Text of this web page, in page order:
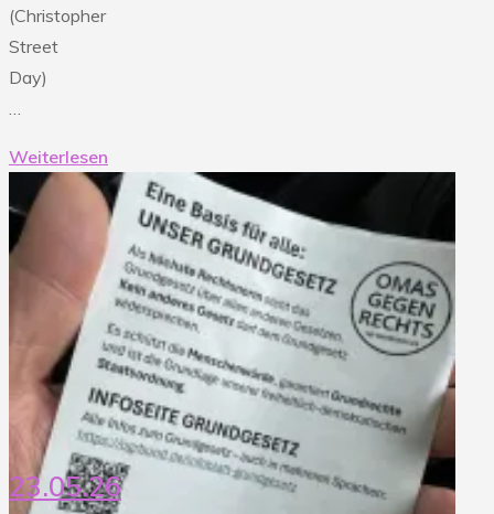
(Christopher
Street
Day)
…
Weiterlesen
"23.05.26
Erster
CSD
Gütersloh"
23.05.26